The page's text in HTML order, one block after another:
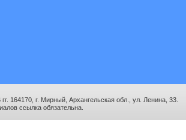
164170, г. Мирный, Архангельская обл., ул. Ленина, 33.
ссылка обязательна.